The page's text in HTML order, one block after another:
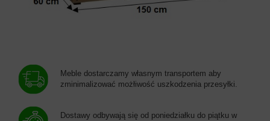
Meble dostarczamy własnym transportem aby
zminimalizować możłiwość uszkodzenia przesyłki.
Dostawy odbywają się od poniedziałku do piątku w